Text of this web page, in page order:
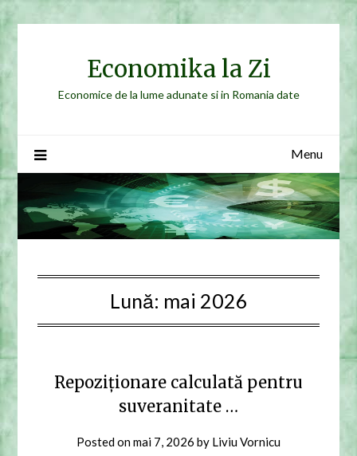
to
Economika la Zi
Economice de la lume adunate si in Romania date
Menu
Lună: mai 2026
Repoziționare calculată pentru
suveranitate …
Posted onmai 7, 2026 by Liviu Vornicu